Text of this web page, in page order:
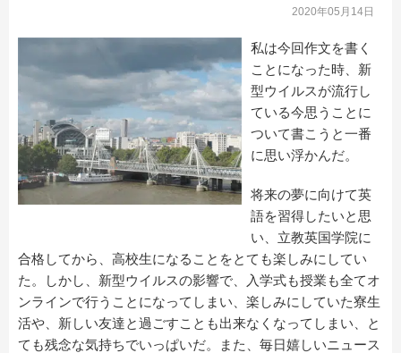
2020年05月14日
私は今回作文を書く
ことになった時、新
型ウイルスが流行し
ている今思うことに
ついて書こうと一番
に思い浮かんだ。
将来の夢に向けて英
語を習得したいと思
い、立教英国学院に
合格してから、高校生になることをとても楽しみにしてい
た。しかし、新型ウイルスの影響で、入学式も授業も全てオ
ンラインで行うことになってしまい、楽しみにしていた寮生
活や、新しい友達と過ごすことも出来なくなってしまい、と
ても残念な気持ちでいっぱいだ。また、毎日嬉しいニュース